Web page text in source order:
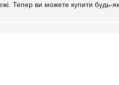
Тепер ви можете купити будь-